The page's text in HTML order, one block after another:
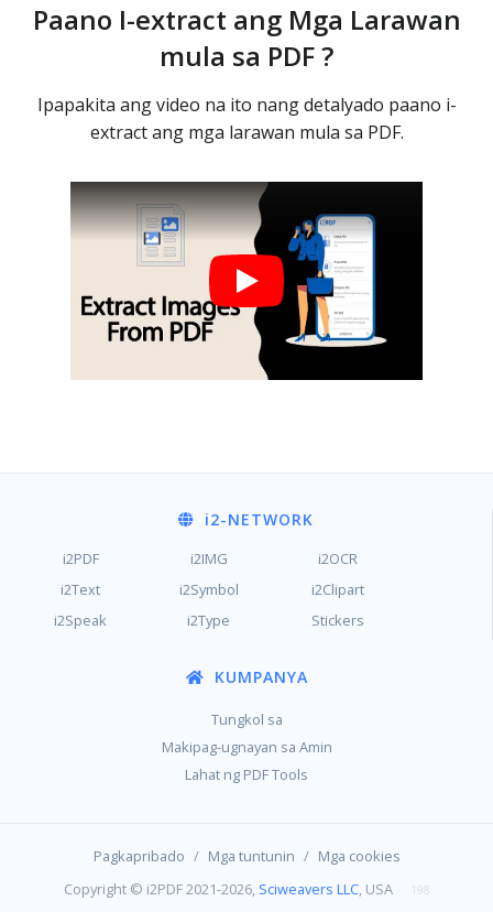
Paano I-extract ang Mga Larawan
mula sa PDF ?
Ipapakita ang video na ito nang detalyado paano i-
extract ang mga larawan mula sa PDF.
i2-NETWORK
i2PDF i2IMG
i2OCR
i2Text
i2Symbol
i2Clipart
i2Speak
i2Type Stickers
KUMPANYA
Tungkol sa
Makipag-ugnayan sa Amin
Lahat ng PDF Tools
Pagkapribado / Mga tuntunin / Mga cookies
Copyright © i2PDF 2021-2026, Sciweavers LLC, USA 198